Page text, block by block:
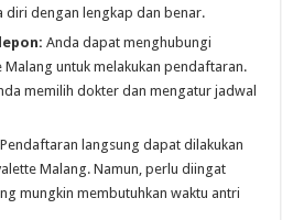
diri dengan lengkap dan benar.
Anda dapat menghubungi
Malang untuk melakukan pendaftaran.
memilih dokter dan mengatur jadwal
Pendaftaran langsung dapat dilakukan
Malang. Namun, perlu diingat
mungkin membutuhkan waktu antri